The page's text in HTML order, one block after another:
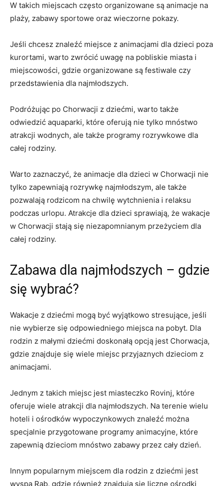
W​ takich miejscach często organizowane są ‌animacje na
plaży, zabawy sportowe oraz wieczorne pokazy.
Jeśli chcesz znaleźć miejsce z animacjami dla‍ dzieci poza
kurortami,‌ warto zwrócić uwagę ⁢na‌ pobliskie miasta i
⁣miejscowości, gdzie⁤ organizowane są festiwale czy
przedstawienia dla⁢ najmłodszych.
Podróżując po Chorwacji⁣ z dziećmi, warto⁢ także
odwiedzić aquaparki, które oferują⁣ nie tylko mnóstwo
atrakcji ​wodnych, ale także‌ programy rozrywkowe dla
całej ⁤rodziny.
Warto zaznaczyć, że animacje dla dzieci w‌ Chorwacji nie
tylko zapewniają ​rozrywkę najmłodszym, ale także
pozwalają rodzicom na chwilę wytchnienia i ⁣relaksu⁤
podczas urlopu. ⁣Atrakcje ⁣dla dzieci sprawiają, że wakacje
w ‍Chorwacji stają się niezapomnianym przeżyciem dla
całej rodziny.
Zabawa dla najmłodszych – gdzie
‌się wybrać?
Wakacje z⁤ dziećmi mogą być​ wyjątkowo stresujące, jeśli
nie​ wybierze się odpowiedniego miejsca na pobyt. Dla
rodzin z małymi dziećmi doskonałą opcją jest Chorwacja,
gdzie⁣ znajduje się wiele miejsc ⁤przyjaznych dzieciom⁣ z
animacjami.
Jednym z ⁣takich ⁤miejsc jest miasteczko ‍Rovinj, które
oferuje wiele atrakcji ⁢dla najmłodszych.⁢ Na terenie ‍wielu​
hoteli i ‌ośrodków wypoczynkowych znaleźć‍ można
specjalnie przygotowane programy animacyjne, ‌które
zapewnią dzieciom ​mnóstwo ‌zabawy przez cały⁤ dzień.
Innym popularnym ‍miejscem dla rodzin z ⁢dziećmi jest
⁤wyspa Rab, ⁣gdzie również znajdują się liczne⁤ ośrodki